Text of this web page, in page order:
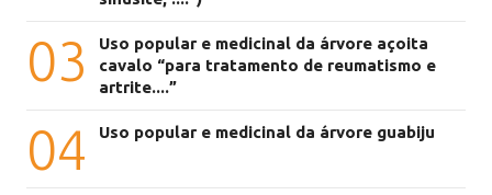
03
Uso popular e medicinal da árvore açoita
cavalo “para tratamento de reumatismo e
artrite....”
04 Uso popular e medicinal da árvore guabiju